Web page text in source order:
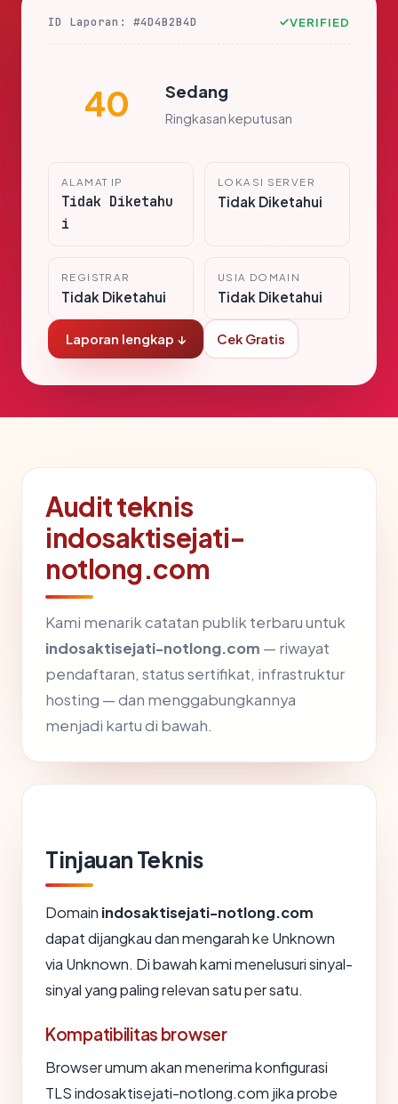
ID Laporan: #4D4B2B4D VERIFIED
40 Sedang
Ringkasan keputusan
ALAMAT IP
Tidak Diketahu
i
LOKASI SERVER
Tidak Diketahui
REGISTRAR
Tidak Diketahui
USIA DOMAIN
Tidak Diketahui
Laporan lengkap ↓ Cek Gratis
Audit teknis
indosaktisejati-
notlong.com
Kami menarik catatan publik terbaru untuk
indosaktisejati-notlong.com — riwayat
pendaftaran, status sertifikat, infrastruktur
hosting — dan menggabungkannya
menjadi kartu di bawah.
Tinjauan Teknis
Domain indosaktisejati-notlong.com
dapat dijangkau dan mengarah ke Unknown
via Unknown. Di bawah kami menelusuri sinyal-
sinyal yang paling relevan satu per satu.
Kompatibilitas browser
Browser umum akan menerima konfigurasi
TLS indosaktisejati-notlong.com jika probe